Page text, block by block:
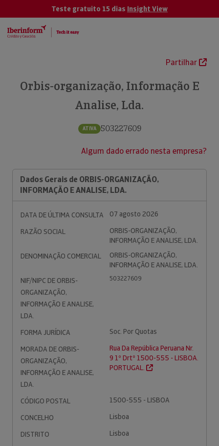
Teste gratuito 15 dias Insight View
Partilhar
Orbis-organização, Informação E
Analise, Lda.
ATIVA 503227609
Algum dado errado nesta empresa?
Dados Gerais de ORBIS-ORGANIZAÇÃO,
INFORMAÇÃO E ANALISE, LDA.
DATA DE ÚLTIMA CONSULTA
07 agosto 2026
RAZÃO SOCIAL
ORBIS-ORGANIZAÇÃO,
INFORMAÇÃO E ANALISE, LDA.
DENOMINAÇÃO COMERCIAL
ORBIS-ORGANIZAÇÃO,
INFORMAÇÃO E ANALISE, LDA.
NIF/NIPC DE ORBIS-
ORGANIZAÇÃO,
INFORMAÇÃO E ANALISE,
LDA.
503227609
FORMA JURÍDICA
Soc. Por Quotas
MORADA DE ORBIS-
ORGANIZAÇÃO,
INFORMAÇÃO E ANALISE,
LDA.
Rua Da República Peruana Nr.
9 1º Drtº 1500-555 - LISBOA.
PORTUGAL.
CÓDIGO POSTAL
1500-555 - LISBOA
CONCELHO
Lisboa
DISTRITO
Lisboa